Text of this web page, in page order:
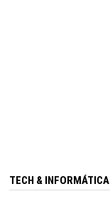
TECH & INFORMÁTICA